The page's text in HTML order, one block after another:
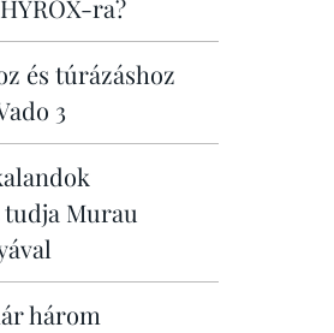
ra?
és túrázáshoz
3
Murau
három